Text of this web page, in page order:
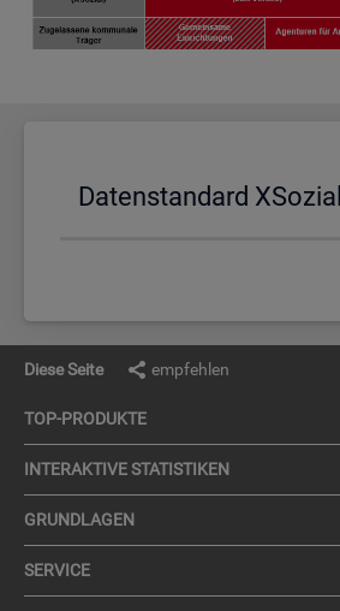
Da­ten­stan­dard
Diese Seite empfehlen
TOP-PRO­DUK­TE
IN­TER­AK­TI­VE STA­TIS­TI­KEN
GRUND­LA­GEN
SER­VICE